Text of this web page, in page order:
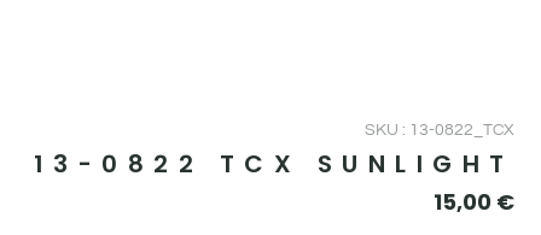
SKU : 13-0822_TCX
13-0822 TCX SUNLIGHT
15,00 €